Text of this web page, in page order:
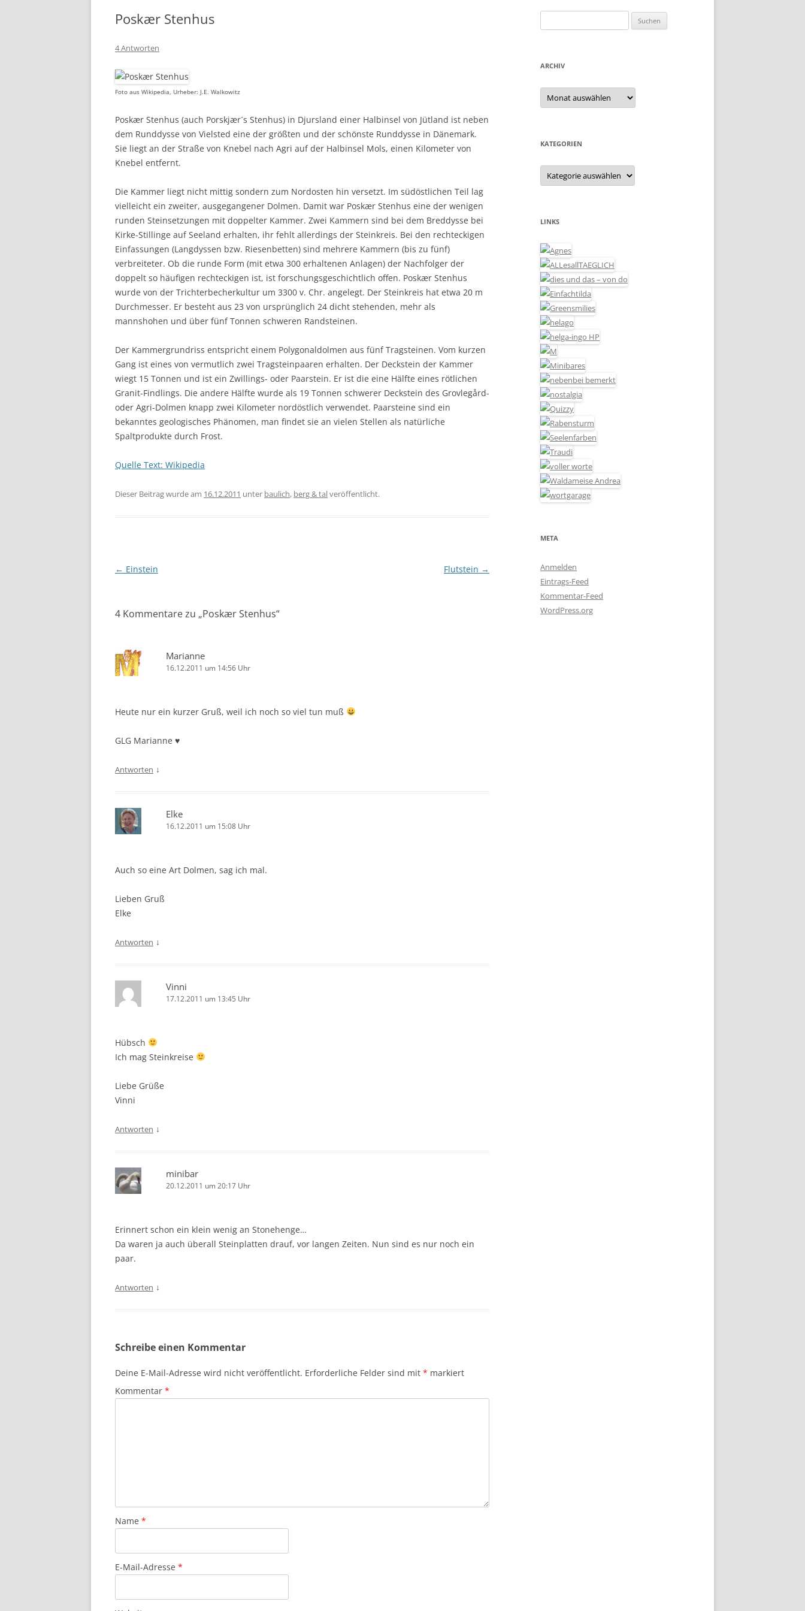
Poskær Stenhus
4 Antworten
Foto aus Wikipedia, Urheber: J.E. Walkowitz
Poskær Stenhus (auch Porskjær´s Stenhus) in Djursland einer Halbinsel von Jütland ist neben
dem Runddysse von Vielsted eine der größten und der schönste Runddysse in Dänemark.
Sie liegt an der Straße von Knebel nach Agri auf der Halbinsel Mols, einen Kilometer von
Knebel entfernt.
Die Kammer liegt nicht mittig sondern zum Nordosten hin versetzt. Im südöstlichen Teil lag
vielleicht ein zweiter, ausgegangener Dolmen. Damit war Poskær Stenhus eine der wenigen
runden Steinsetzungen mit doppelter Kammer. Zwei Kammern sind bei dem Breddysse bei
Kirke-Stillinge auf Seeland erhalten, ihr fehlt allerdings der Steinkreis. Bei den rechteckigen
Einfassungen (Langdyssen bzw. Riesenbetten) sind mehrere Kammern (bis zu fünf)
verbreiteter. Ob die runde Form (mit etwa 300 erhaltenen Anlagen) der Nachfolger der
doppelt so häufigen rechteckigen ist, ist forschungsgeschichtlich offen. Poskær Stenhus
wurde von der Trichterbecherkultur um 3300 v. Chr. angelegt. Der Steinkreis hat etwa 20 m
Durchmesser. Er besteht aus 23 von ursprünglich 24 dicht stehenden, mehr als
mannshohen und über fünf Tonnen schweren Randsteinen.
Der Kammergrundriss entspricht einem Polygonaldolmen aus fünf Tragsteinen. Vom kurzen
Gang ist eines von vermutlich zwei Tragsteinpaaren erhalten. Der Deckstein der Kammer
wiegt 15 Tonnen und ist ein Zwillings- oder Paarstein. Er ist die eine Hälfte eines rötlichen
Granit-Findlings. Die andere Hälfte wurde als 19 Tonnen schwerer Deckstein des Grovlegård-
oder Agri-Dolmen knapp zwei Kilometer nordöstlich verwendet. Paarsteine sind ein
bekanntes geologisches Phänomen, man findet sie an vielen Stellen als natürliche
Spaltprodukte durch Frost.
Quelle Text: Wikipedia
Dieser Beitrag wurde am 16.12.2011 unter baulich, berg & talveröffentlicht.
Beitragsnavigation
← Einstein Flutstein →
4 Kommentare zu „Poskær Stenhus“
Marianne
16.12.2011 um 14:56 Uhr
Heute nur ein kurzer Gruß, weil ich noch so viel tun muß
GLG Marianne ♥
Antworten ↓
Elke
16.12.2011 um 15:08 Uhr
Auch so eine Art Dolmen, sag ich mal.
Lieben Gruß
Elke
Antworten ↓
Vinni
17.12.2011 um 13:45 Uhr
Hübsch
Ich mag Steinkreise
Liebe Grüße
Vinni
Antworten ↓
minibar
20.12.2011 um 20:17 Uhr
Erinnert schon ein klein wenig an Stonehenge…
Da waren ja auch überall Steinplatten drauf, vor langen Zeiten. Nun sind es nur noch ein
paar.
Antworten ↓
Schreibe einen Kommentar
Deine E-Mail-Adresse wird nicht veröffentlicht. Erforderliche Felder sind mit * markiert
Kommentar *
Name *
E-Mail-Adresse *
nach:
ARCHIV
Archiv
KATEGORIEN
Kategorien
LINKS
META
Anmelden
Eintrags-Feed
Kommentar-Feed
WordPress.org